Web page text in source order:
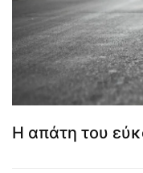
Η απάτη του